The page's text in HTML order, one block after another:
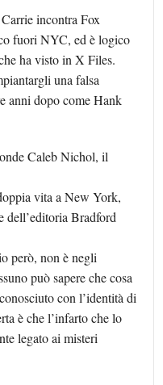
incontra Fox
fuori NYC, ed è logico
ha visto in X Files.
una falsa
anni dopo come Hank
Caleb Nichol, il
vita a New York,
dell’editoria Bradford
però, non è negli
può sapere che cosa
con l’identità di
è che l’infarto che lo
legato ai misteri